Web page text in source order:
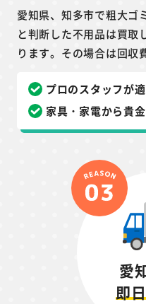
愛知県、知多市で粗大ゴ
と判断した不用品は買取
ります。その場合は回収
プロのスタッフが
家具・家電から貴
愛
即